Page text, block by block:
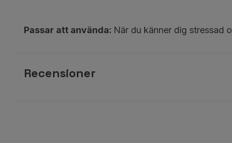
Passar att använda: När du känner dig stressad
Recensioner